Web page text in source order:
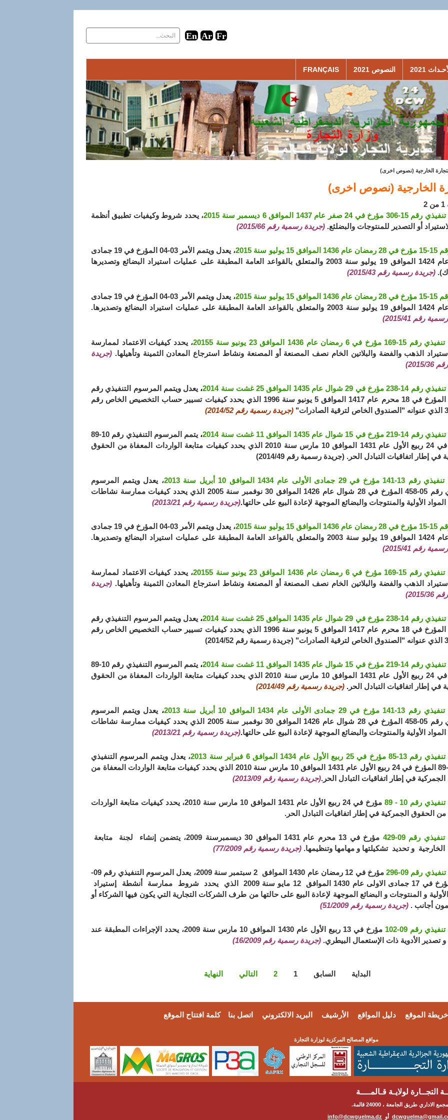
2021 النصوص 2021 FRANÇAIS
الخارجية (نصوص اخرى)
الخارجية (نصوص اخرى)
في 24 صفر عام 1437 الموافق 6 ديسمبر سنة 2015
، يحدد شروط وكيفيات تطبيق أنظمة
أو التصدير للمنتوجات والبضلئع. (جريدة رسمية رقم 2015/66)
سنة 2015
، يعدل ويتمم الأمر 03-04 المؤرخ في 19 جمادى
الأولى عام 1424 الموافق 19 يوليو سنة 2003 والمتعلق بالقواعد العامة المطبقة على عمليات استيراد البضائع وتصديرها
(جريدة رسمية رقم 2015/43)
سنة 2015
، يعدل ويتمم الأمر 03-04 المؤرخ في 19 جمادى
عمليات استيراد البضائع وتصديرها.
رقم 2015/41)
6 رمضان عام 1436 الموافق 23 يونيو سنة 20155
، يحدد كيفيات الاعتماد لممارسة
الذهب والفضة والبلاتين الخام نصف المصنعة أو المصنعة ونشاط استرجاع المعادن الثمينة وتأهيلها. (جريدة
36)
في 29 شوال عام 1435 الموافق 25 غشت سنة 2014 ، يعدل ويتمم المرسوم التنفيذي رقم
96-205 المؤرخ في 18 محرم عام 1417 الموافق 5 يونيو سنة 1996 الذي يحدد كيفيات تسيير حساب التخصيص الخاص رقم
(جريدة رسمية رقم 2014/52)
في 15 شوال عام 1435 الموافق 11 غشت سنة 2014 ،
يتمم المرسوم التنفيذي رقم 10-89
المؤرخ في 24 ربيع الأول عام 1431 الموافق 10 مارس سنة 2010 الذي يحدد كيفيات متابعة الواردات المعفاة من الحقوق
في إطار اتفاقيات التبادل الحر. (جريدة رسمية رقم 2014/49)
جمادى الأولى عام 1434 الموافق 10 أبريل سنة 2013
، يعدل ويتمم المرسوم
التنفيذي رقم 05-458 المؤرخ في 28 شوال عام 1426 الموافق 30 نوفمبر سنة 2005 الذي يحدد كيفيات ممارسة نشاطات
الأولية والمنتوجات والبضائع الموجهة لإعادة البيع على حالتها.(جريدة رسمية رقم 2013/21)
سنة 2015
، يعدل ويتمم الأمر 03-04 المؤرخ في 19 جمادى
عمليات استيراد البضائع وتصديرها.
رقم 2015/41)
6 رمضان عام 1436 الموافق 23 يونيو سنة 20155
، يحدد كيفيات الاعتماد لممارسة
الذهب والفضة والبلاتين الخام نصف المصنعة أو المصنعة ونشاط استرجاع المعادن الثمينة وتأهيلها. (جريدة
36)
في 29 شوال عام 1435 الموافق 25 غشت سنة 2014 ، يعدل ويتمم المرسوم التنفيذي رقم
96-205 المؤرخ في 18 محرم عام 1417 الموافق 5 يونيو سنة 1996 الذي يحدد كيفيات تسيير حساب التخصيص الخاص رقم
في 15 شوال عام 1435 الموافق 11 غشت سنة 2014 ،
يتمم المرسوم التنفيذي رقم 10-89
المؤرخ في 24 ربيع الأول عام 1431 الموافق 10 مارس سنة 2010 الذي يحدد كيفيات متابعة الواردات المعفاة من الحقوق
في إطار اتفاقيات التبادل الحر . (جريدة رسمية رقم 2014/49)
جمادى الأولى عام 1434 الموافق 10 أبريل سنة 2013 ، يعدل ويتمم المرسوم
التنفيذي رقم 05-458 المؤرخ في 28 شوال عام 1426 الموافق 30 نوفمبر سنة 2005 الذي يحدد كيفيات ممارسة نشاطات
الأولية والمنتوجات والبضائع الموجهة لإعادة البيع على حالتها.(جريدة رسمية رقم 2013/21)
25 ربيع الأول عام 1434 الموافق 6 فبراير سنة 2013 ، يعدل ويتمم المرسوم التنفيذي
رقم 10-89 المؤرخ في 24 ربيع الأول عام 1431 الموافق 10 مارس سنة 2010 الذي يحدد كيفيات متابعة الواردات المعفاة من
في إطار اتفاقيات التبادل الحر .(جريدة رسمية رقم 2013/09)
رقم 10 - 89
مؤرخ في 24 ربيع الأول عام 1431 الموافق 10 مارس سنة 2010، يحدد كيفيات متابعة الواردات
من الحقوق الجمركية في إطار اتفاقيات التبادل الحر.
رقم 09-429
مؤرخ في 13 محرم عام 1431 الموافق 30 ديسمبرسنة 2009، يتضمن إنشاء لجنة متابعة
الخارجية و تحديد تشكيلتها و مهامها وتنظيمها. (جريدة رسمية رقم 77/2009)
رقم 09-296
مؤرخ في 12 رمضان عام 1430 الموافق 2 سبتمبر سنة 2009، يعدل المرسوم التنفيذي رقم 09-
181 المؤرخ في 17 جمادى الاولى عام 1430 الموافق 12 مايو سنة 2009 الذي يحدد شروط ممارسة أنشطة إستيراد
و المنتوجات و البضائع الموجهة لإعادة البيع على حالتها من طرف الشركات التجارية التي يكون فيها الشركاء أو
أجانب . (جريدة رسمية رقم 51/2009)
رقم 09-102
مؤرخ في 13 ربيع الأول عام 1430 الموافق 10 مارس سنة 2009، يحدد الإجراءات المطبقة عند
و تصدير الأدوية ذات الإستعمال البيطري. (جريدة رسمية رقم 16/2009)
البداية السابق 1
2 التالي النهاية
خريطة الموقع دليل المواقع الأرشيف البريد الالكتروني اتصل بنا كلمة افتتاح الموقع
مواقع المصالح المركزية لوزارة التجارة
التجــارة لولايـة قـالمــــة
الاداري طريق الجامعة ، 24000 قالمة.
أو info@dcwguelma.dz